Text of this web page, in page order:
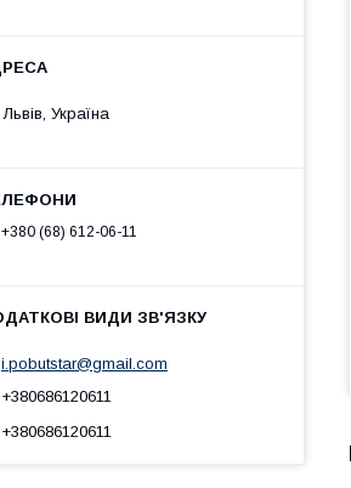
Львів, Україна
+380 (68) 612-06-11
i.pobutstar@gmail.com
+380686120611
+380686120611